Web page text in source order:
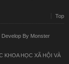
Top
Develop By Monster
KHOA HỌC XÃ HỘI VÀ